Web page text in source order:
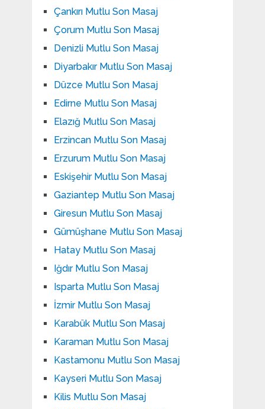
Çankırı Mutlu Son Masaj
Çorum Mutlu Son Masaj
Denizli Mutlu Son Masaj
Diyarbakır Mutlu Son Masaj
Düzce Mutlu Son Masaj
Edirne Mutlu Son Masaj
Elazığ Mutlu Son Masaj
Erzincan Mutlu Son Masaj
Erzurum Mutlu Son Masaj
Eskişehir Mutlu Son Masaj
Gaziantep Mutlu Son Masaj
Giresun Mutlu Son Masaj
Gümüşhane Mutlu Son Masaj
Hatay Mutlu Son Masaj
Iğdır Mutlu Son Masaj
Isparta Mutlu Son Masaj
İzmir Mutlu Son Masaj
Karabük Mutlu Son Masaj
Karaman Mutlu Son Masaj
Kastamonu Mutlu Son Masaj
Kayseri Mutlu Son Masaj
Kilis Mutlu Son Masaj